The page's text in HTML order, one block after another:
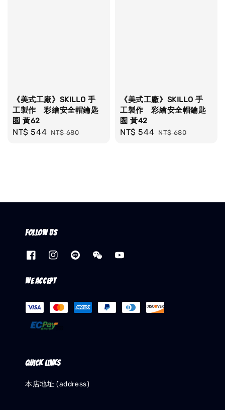
《美式工廠》SKILLO 手
工製作 彩繪安全帽鑰匙
圏 黃62
Sale
NT$ 544 Regular
NT$ 680
《美式工廠》SKILLO 手
工製作 彩繪安全帽鑰匙
圏 黃42
Sale
NT$ 544 Regular
NT$ 680
Follow us
We accept
Quick links
本店地址 (address)